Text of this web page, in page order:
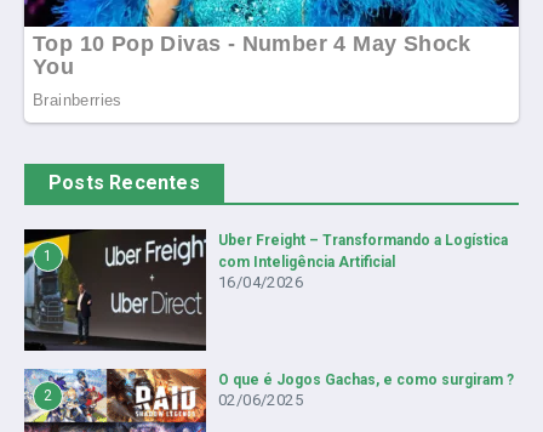
Posts Recentes
1
Uber Freight – Transformando a Logística
com Inteligência Artificial
16/04/2026
2
O que é Jogos Gachas, e como surgiram ?
02/06/2025